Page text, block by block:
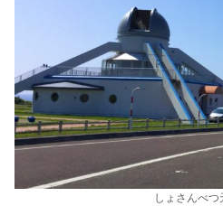
しょさんべつ